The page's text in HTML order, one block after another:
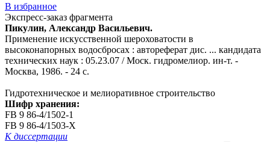
В избранное
Экспресс-заказ фрагмента
Пикулин, Александр Васильевич.
Применение искусственной шероховатости в
высоконапорных водосбросах : автореферат дис. ... кандидата
технических наук : 05.23.07 / Моск. гидромелиор. ин-т. -
Москва, 1986. - 24 с.
Гидротехническое и мелиоративное строительство
Шифр хранения:
FB 9 86-4/1502-1
FB 9 86-4/1503-Х
К диссертации